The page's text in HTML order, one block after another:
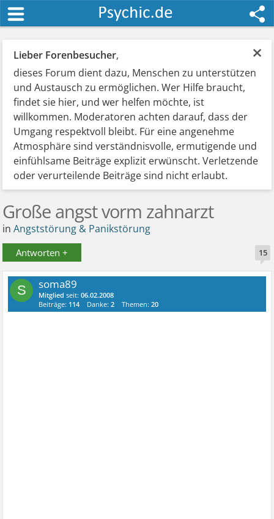
×
Lieber Forenbesucher,
dieses Forum dient dazu, Menschen zu unterstützen
und Austausch zu ermöglichen. Wer Hilfe braucht,
findet sie hier, und wer helfen möchte, ist
willkommen. Moderatoren achten darauf, dass der
Umgang respektvoll bleibt. Für eine angenehme
Atmosphäre sind verständnisvolle, ermutigende und
einfühlsame Beiträge explizit erwünscht. Verletzende
oder verurteilende Beiträge sind nicht erlaubt.
Große angst vorm zahnarzt
inAngststörung & Panikstörung
Antworten + 15
S soma89
Mitglied seit:06.02.2008
Beiträge: 114 Danke:2 Themen:20